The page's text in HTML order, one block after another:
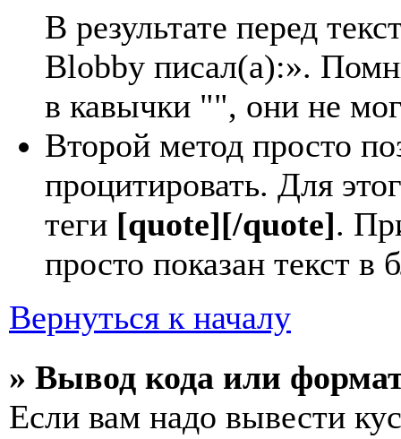
В результате перед
Blobby писал(а):».
в кавычки "", они не
Второй метод просто
процитировать. Для
теги [quote][/quote].
просто показан текст в
Вернуться к началу
» Вывод кода или
Если вам надо вывести